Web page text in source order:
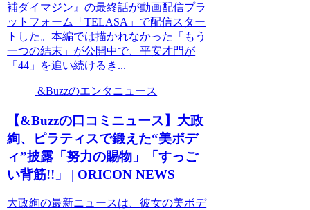
補ダイマジン』の最終話が動画配信プラ
ットフォーム「TELASA」で配信スター
トした。本編では描かれなかった「もう
一つの結末」が公開中で、平安才門が
「44」を追い続けるき...
&Buzzのエンタニュース
【&Buzzの口コミニュース】大政
絢、ピラティスで鍛えた“美ボデ
ィ”披露「努力の賜物」「すっご
い背筋!!」 | ORICON NEWS
大政絢の最新ニュースは、彼女の美ボデ